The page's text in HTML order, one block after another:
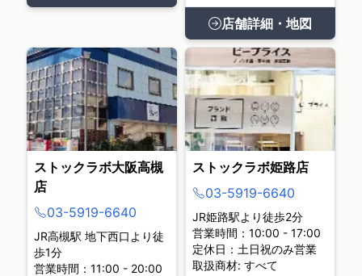
店舗詳細・地図
ストックラボ大阪高槻
店
03-5919-6640
JR高槻駅 地下西口より徒
歩1分
営業時間：11:00 - 20:00
ストックラボ姫路店
03-5919-6640
JR姫路駅より徒歩2分
営業時間：10:00 - 17:00
定休日：土日祝のみ営業
取扱商材: すべて